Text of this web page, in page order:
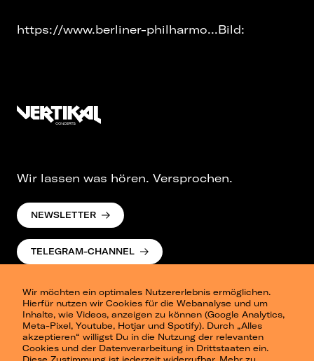
https://www.berliner-philharmo...Bild:
Wir möchten ein optimales Nutzererlebnis ermöglichen.
Hierfür nutzen wir Cookies für die Webanalyse und um
Inhalte, wie Videos, anzeigen zu können (Google Analytics,
Meta-Pixel, Youtube, Hotjar und Spotify). Durch „Alles
akzeptieren“ willigst Du in die Nutzung der relevanten
Cookies und der Datenverarbeitung in Drittstaaten ein.
Wir lassen was hören. Versprochen.
NEWSLETTER
TELEGRAM-CHANNEL
Presse